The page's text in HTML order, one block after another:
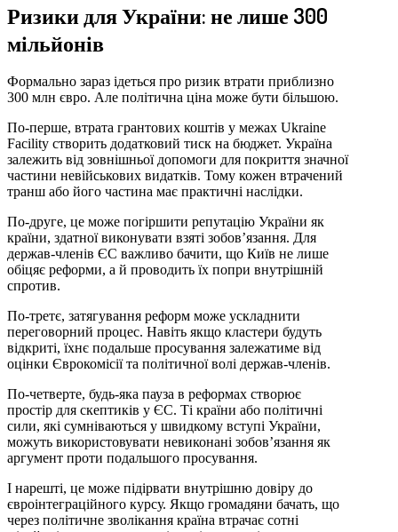
Ризики для України: не лише 300
мільйонів
Формально зараз ідеться про ризик втрати приблизно
300 млн євро. Але політична ціна може бути більшою.
По-перше, втрата грантових коштів у межах Ukraine
Facility створить додатковий тиск на бюджет. Україна
залежить від зовнішньої допомоги для покриття значної
частини невійськових видатків. Тому кожен втрачений
транш або його частина має практичні наслідки.
По-друге, це може погіршити репутацію України як
країни, здатної виконувати взяті зобов’язання. Для
держав-членів ЄС важливо бачити, що Київ не лише
обіцяє реформи, а й проводить їх попри внутрішній
спротив.
По-третє, затягування реформ може ускладнити
переговорний процес. Навіть якщо кластери будуть
відкриті, їхнє подальше просування залежатиме від
оцінки Єврокомісії та політичної волі держав-членів.
По-четверте, будь-яка пауза в реформах створює
простір для скептиків у ЄС. Ті країни або політичні
сили, які сумніваються у швидкому вступі України,
можуть використовувати невиконані зобов’язання як
аргумент проти подальшого просування.
І нарешті, це може підірвати внутрішню довіру до
євроінтеграційного курсу. Якщо громадяни бачать, що
через політичне зволікання країна втрачає сотні